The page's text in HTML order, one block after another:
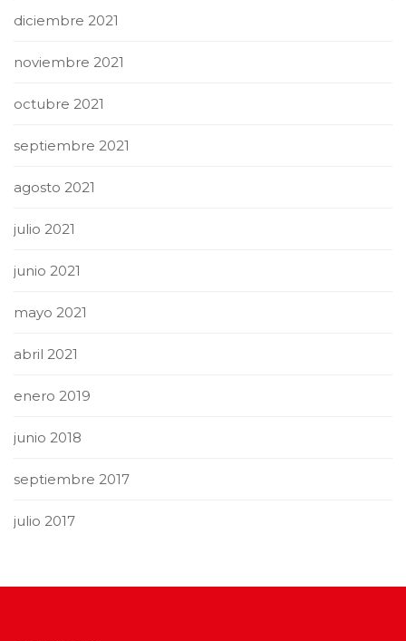
diciembre 2021
noviembre 2021
octubre 2021
septiembre 2021
agosto 2021
julio 2021
junio 2021
mayo 2021
abril 2021
enero 2019
junio 2018
septiembre 2017
julio 2017